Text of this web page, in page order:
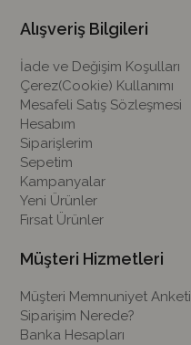
Alışveriş Bilgileri
İade ve Değişim Koşulları
Çerez(Cookie) Kullanımı
Mesafeli Satış Sözleşmesi
Hesabım
Siparişlerim
Sepetim
Kampanyalar
Yeni Ürünler
Fırsat Ürünler
Müşteri Hizmetleri
Müşteri Memnuniyet Anketi
Siparişim Nerede?
Banka Hesapları